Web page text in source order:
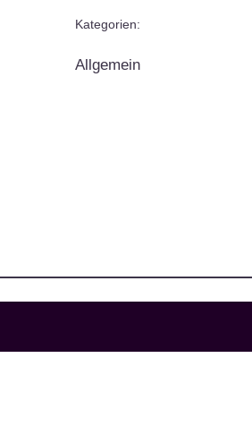
Kategorien:
Allgemein